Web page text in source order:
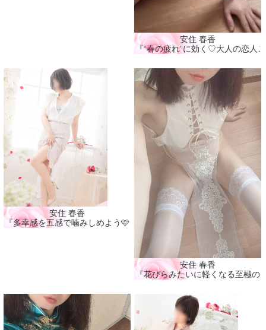
安住 春香
『“春の疲れ”に効く♡大人の恋人
安住 春香
『多幸感を五感で噛みしめよう🩷』
安住 春香
『花びらみたいに軽くなる至極の